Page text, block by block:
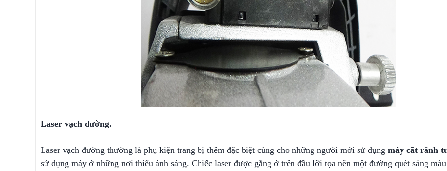
Laser vạch đường.
Laser vạch đường thường là phụ kiện trang bị thêm đặc biệt cùng cho những người mới sử dụng máy cắt rãnh
sử dụng máy ở những nơi thiếu ánh sáng. Chiếc laser được gắng ở trên đầu lỡi tọa nên một đường quét sáng